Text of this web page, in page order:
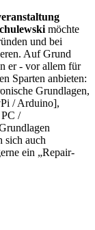
möchte
und bei
Auf Grund
er - vor allem für
Sparten anbieten:
Grundlagen,
/ Arduino],
/
sich auch
ein „Repair-